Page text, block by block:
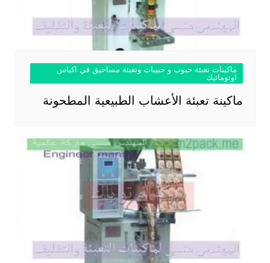
ماكينات تعبئة حبوب و حبيبات وتعبئة مساحيق في اكياس
اوتوماتيك
ماكينة تعبئة الأعشاب الطبيعية المطحونة